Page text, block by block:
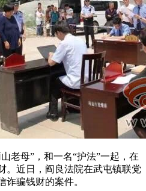
母”，和一名“护法”一起，在
。近日，阎良法院在武屯镇联党
诈骗钱财的案件。